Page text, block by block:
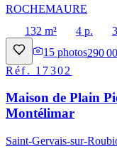
ROCHEMAURE
132 m²
4 p.
15 photos290
Réf. 17302
Maison de Plain
Montélimar
Saint-Gervais-sur-